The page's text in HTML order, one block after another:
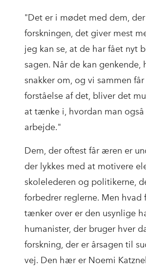
"Det er i mødet med dem,
forskningen, det giver mest
jeg kan se, at de har fået nyt
sagen. Når de kan genkende,
snakker om, og vi sammen
forståelse af det, bliver det
at tænke i, hvordan man også
arbejde."
Dem, der oftest får æren er
der lykkes med at motivere
skolelederen og politikerne,
forbedrer reglerne. Men hvad
tænker over er den usynlige
humanister, der bruger hver
forskning, der er årsagen til
vej. Den hær er Noemi